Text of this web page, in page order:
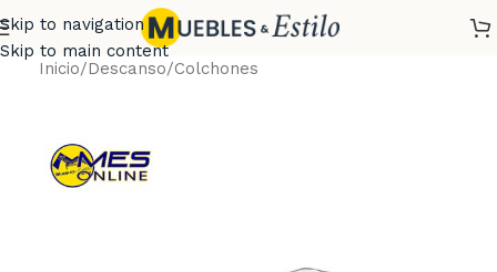
Skip to navigation
Skip to main content
Inicio/Descanso/Colchones